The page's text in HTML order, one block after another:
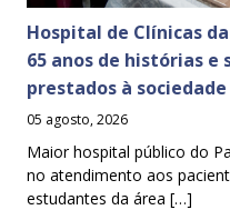
Hospital de Clínicas da
65 anos de histórias e
prestados à sociedade
05 agosto, 2026
Maior hospital público do
no atendimento aos
estudantes da área […]